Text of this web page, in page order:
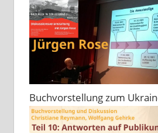
Buchvorstellung zum